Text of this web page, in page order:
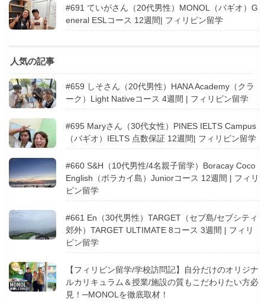
#691 ていがさん（20代男性）MONOL（バギオ）G
eneral ESLコース 12週間| フィリピン留学
人気の記事
#659 しそさん（20代男性）HANA Academy（クラ
ーク）Light Nativeコース 4週間 | フィリピン留学
#695 Maryさん（30代女性）PINES IELTS Campus
（バギオ）IELTS 点数保証 12週間| フィリピン留学
#660 S&H（10代男性/4名親子留学）Boracay Coco
English（ボラカイ島）Juniorコース 12週間 | フィリ
ピン留学
#661 En（30代男性）TARGET（セブ島/セブシティ
郊外）TARGET ULTIMATE 8コース 3週間 | フィリ
ピン留学
【フィリピン留学/学校訪問記】自分だけのオリジナ
ルカリキュラム＆授業/施設の質もこだわりたい方必
見！─MONOLを徹底取材！